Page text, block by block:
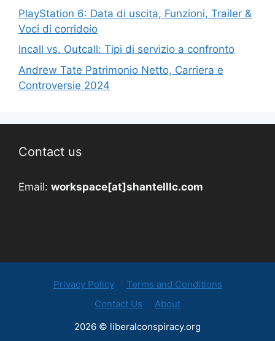
PlayStation 6: Data di uscita, Funzioni, Trailer &
Voci di corridoio
Incall vs. Outcall: Tipi di servizio a confronto
Andrew Tate Patrimonio Netto, Carriera e
Controversie 2024
Contact us
Email: workspace[at]shantelllc.com
Privacy Policy
Terms and Conditions
Contact Us
About
2026 © liberalconspiracy.org